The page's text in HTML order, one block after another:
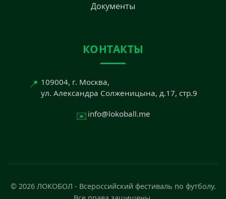
Документы
КОНТАКТЫ
📍 109004, г. Москва,
ул. Александра Солженицына, д.17, стр.9
✉️ info@lokoball.me
© 2026 ЛОКОБОЛ - Всероссийский фестиваль по футболу.